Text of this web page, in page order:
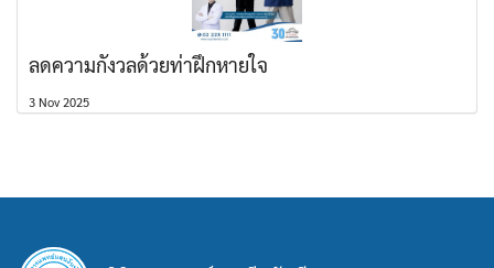
ลดความกังวลด้วยท่าฝึกหายใจ
3 Nov 2025